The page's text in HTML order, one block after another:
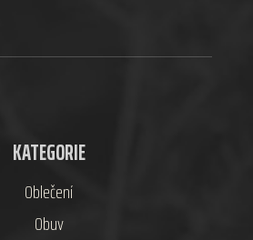
KATEGORIE
Oblečení
Obuv